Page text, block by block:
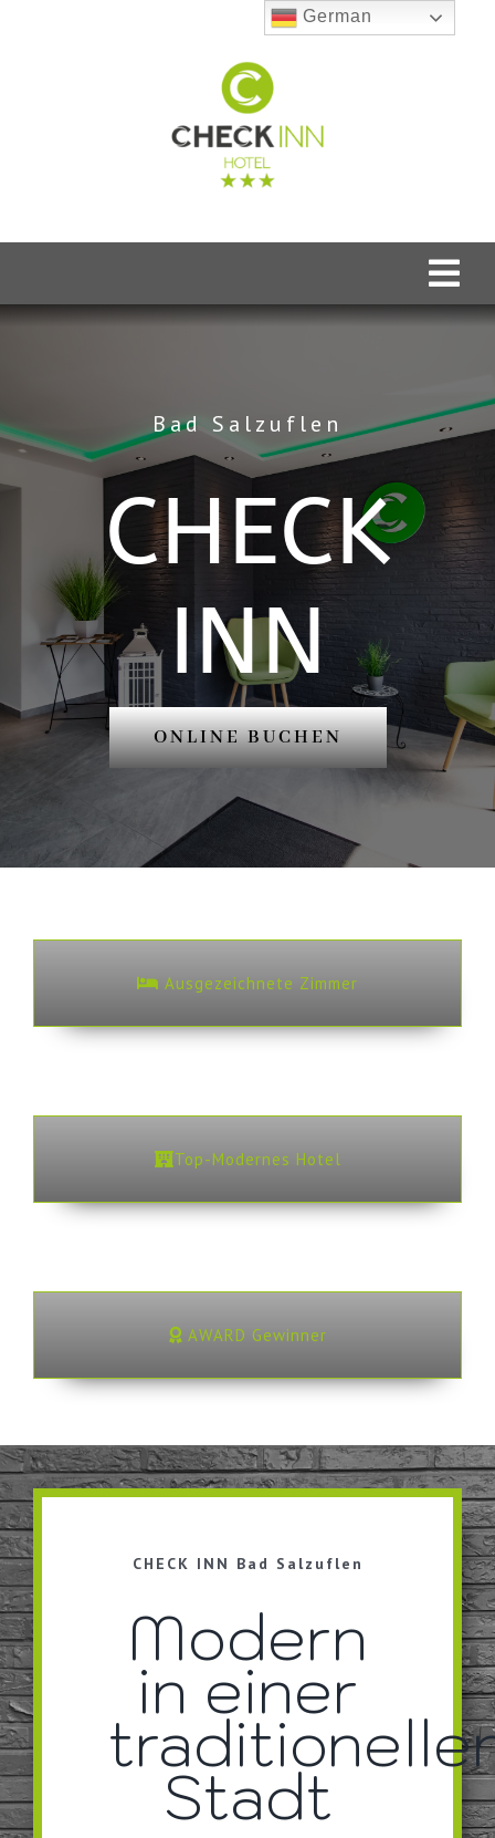
Buchung
Kontakt und Anfahrt
Bad Salzuflen
CHECK
INN
ONLINE BUCHEN
Ausgezeichnete Zimmer
Top-Modernes Hotel
AWARD Gewinner
CHECK INN Bad Salzuflen
Modern
in einer
Stadt
German